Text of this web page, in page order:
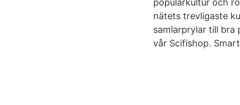
populärkultur och
nätets trevligaste
samlarprylar till bra
vår Scifishop.